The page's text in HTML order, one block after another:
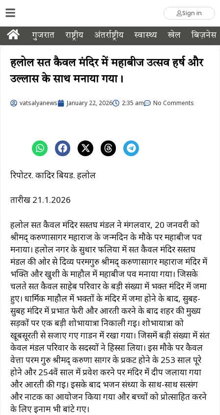
Sign in
गुजरात राष्ट्रीय अंतर्राष्ट्रीय स्वास्थ्य खेल बिज़नेस
हलोल सत कैवल मंदिर में महाबीज उत्सव हर्ष और
उल्लास के साथ मनाया गया।
vatsalyanews January 22, 2026 2:35 am No Comments
रिपोर्टर. कादिर बियर्ड. हलोल
तारीख 21.1.2026
हलोल सत कैवल मंदिर सस्तघ मंडल ने मंगलवार, 20 जनवरी को
श्रीमद् करुणासागर महाराज के जन्मदिन के मौके पर महाबीज पर्व
मनाया। हलोल नगर के सुथार फलिया में सत कैवल मंदिर सस्तघ
मंडल की ओर से दिव्य परमगुरु श्रीमद् करुणासागर महाराज मंदिर में
भक्ति और खुशी के माहौल में महाबीज पर्व मनाया गया। जिसके
चलते सत कैवल साहेब परिवार के बड़ी संख्या में भक्त मंदिर में जमा
हुए। धार्मिक माहौल में भक्तों के मंदिर में जमा होने के बाद, सुबह-
सुबह मंदिर में प्रभात फेरी और आरती करने के बाद शहर की मुख्य
सड़कों पर एक बड़ी शोभायात्रा निकाली गई। शोभायात्रा को
खूबसूरती से सजाए गए गार्डन में रखा गया। जिसमें बड़ी संख्या में संत
केवल मंडल परिवार के सदस्यों ने हिस्सा लिया। इस मौके पर कैवल
वेत्ता परम गुरु श्रीमद् करुणा सागर के प्रकट होने के 253 साल पूरे
होने और 254वें साल में प्रवेश करने पर मंदिर में दीप जलाया गया
और आरती की गई। इसके बाद भजन संध्या के साथ-साथ सत्संग
और नाटक का आयोजन किया गया और बच्चों को प्रोत्साहित करने
के लिए इनाम भी बांटे गए।